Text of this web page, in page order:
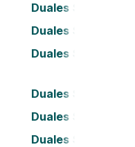
Duales Studium
Duales Studium
Duales Studium
Duales Studium
Duales Studium
Duales Studium